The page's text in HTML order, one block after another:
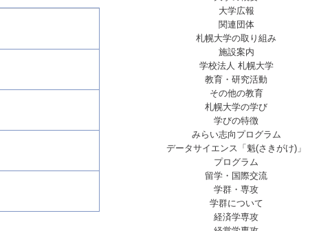
大学広報
関連団体
札幌大学の取り組み
施設案内
学校法人 札幌大学
教育・研究活動
その他の教育
札幌大学の学び
学びの特徴
みらい志向プログラム
データサイエンス「魁(さきがけ)」
プログラム
留学・国際交流
学群・専攻
学群について
経済学専攻